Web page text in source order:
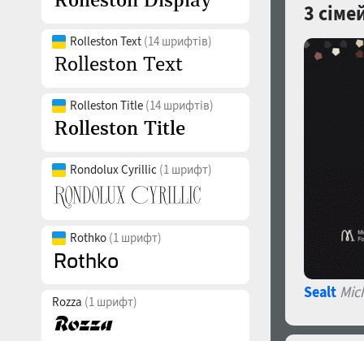
Rolleston Text (14 шрифтів)
Rolleston Title (14 шрифтів)
Rondolux Cyrillic (1 шрифт)
Rothko (1 шрифт)
Rozza (1 шрифт)
3
Sealt